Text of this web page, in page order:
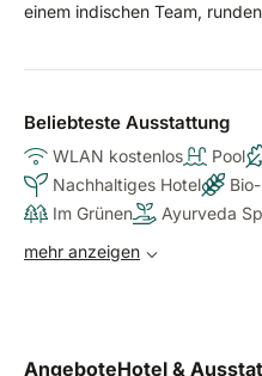
einem indischen Team,
Beliebteste Ausstattung
WLAN kostenlos Pool
Nachhaltiges Hotel
Im Grünen
Ayurveda
mehr anzeigen
AngeboteHotel &